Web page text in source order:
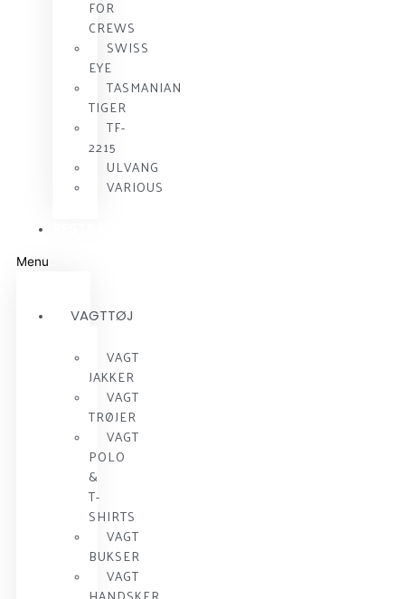
FOR
CREWS
SWISS
EYE
TASMANIAN
TIGER
TF-
2215
ULVANG
VARIOUS
Menu
VAGTTØJ
VAGT
JAKKER
VAGT
TRØJER
VAGT
POLO
&
T-
SHIRTS
VAGT
BUKSER
VAGT